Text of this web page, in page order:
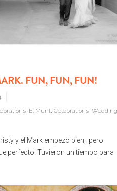
FUN, FUN, FUN!
Munt Célébrations_Wedding
y el Mark empezó bien, ¡pero
perfecto! Tuvieron un tiempo para